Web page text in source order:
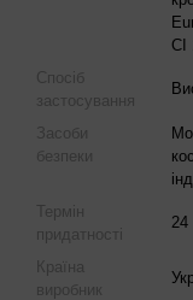
CI
Спосіб
застосування
Засоби
безпеки
Термін
придатності
24
Країна
виробник